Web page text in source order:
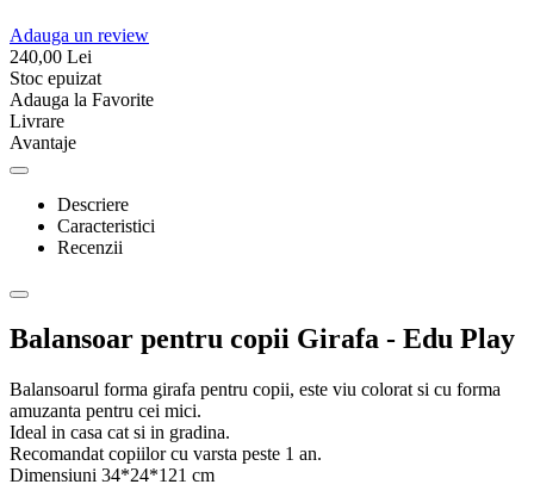
Adauga un review
240,00 Lei
Stoc epuizat
Adauga la Favorite
Livrare
Avantaje
Descriere
Caracteristici
Recenzii
Balansoar pentru copii Girafa - Edu Play
Balansoarul forma girafa pentru copii, este viu colorat si cu forma
amuzanta pentru cei mici.
Ideal in casa cat si in gradina.
Recomandat copiilor cu varsta peste 1 an.
Dimensiuni 34*24*121 cm